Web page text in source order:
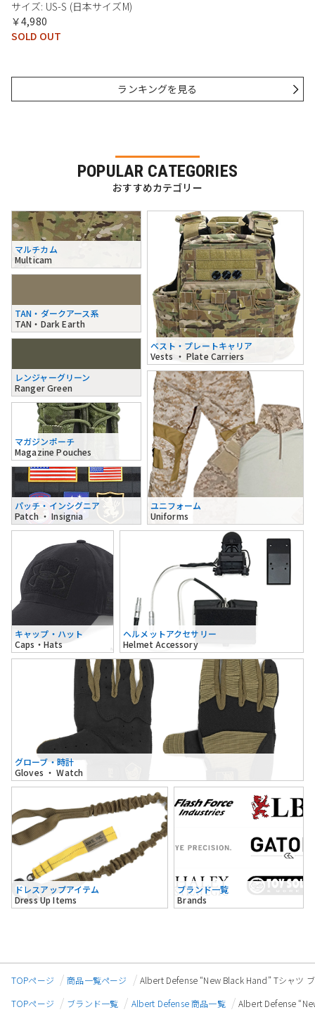
サイズ: US-S (日本サイズM)
￥4,980
SOLD OUT
ランキングを見る
POPULAR CATEGORIES
おすすめカテゴリー
マルチカム
Multicam
TAN・ダークアース系
TAN・Dark Earth
レンジャーグリーン
Ranger Green
ベスト・プレートキャリア
Vests ・ Plate Carriers
マガジンポーチ
Magazine Pouches
パッチ・インシグニア
Patch ・ Insignia
ユニフォーム
Uniforms
キャップ・ハット
Caps・Hats
ヘルメットアクセサリー
Helmet Accessory
グローブ・時計
Gloves ・ Watch
ドレスアップアイテム
Dress Up Items
ブランド一覧
Brands
TOPページ 商品一覧ページ
Albert Defense “New Black Hand” Tシャツ
TOPページ
ブランド一覧 Albert Defense 商品一覧
Albert Defense